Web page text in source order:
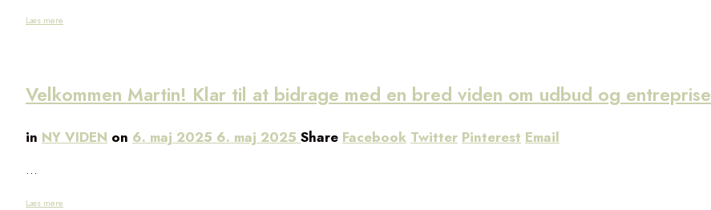
Læs mere
Velkommen Martin! Klar til at bidrage med en bred viden om udbud og entreprise
in NY VIDEN on 6. maj 2025 6. maj 2025 Share Facebook Twitter Pinterest Email
…
Læs mere